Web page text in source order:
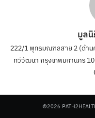
มูล
222/1 พุทธมณฑลสาย 2 (ด้าน
ทวีวัฒนา กรุงเทพมหานคร
©2026